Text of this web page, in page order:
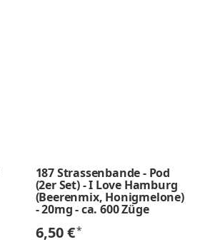
187 Strassenbande - Pod
(2er Set) - I Love Hamburg
(Beerenmix, Honigmelone)
- 20mg - ca. 600 Züge
6,50 €*